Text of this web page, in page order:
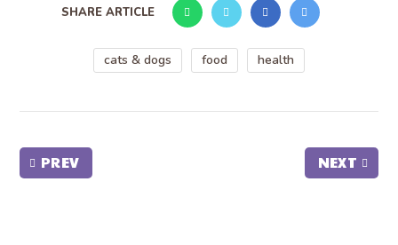
SHARE ARTICLE
cats & dogs food health
PREV NEXT